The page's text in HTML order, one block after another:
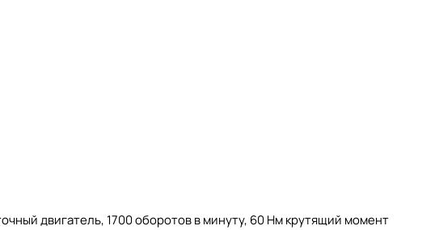
двигатель, 1700 оборотов в минуту, 60 Нм крутящий момент